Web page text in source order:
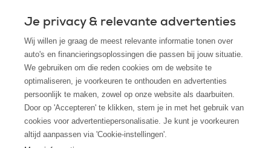
© 2025 - ROS Krediet Service
Algemene Voorwaarden
Disclaimer
Privacy Policy
Cookies
Je privacy & relevante advertenties
Wij willen je graag de meest relevante informatie tonen over
auto's en financieringsoplossingen die passen bij jouw situatie.
We gebruiken om die reden cookies om de website te
optimaliseren, je voorkeuren te onthouden en advertenties
persoonlijk te maken, zowel op onze website als daarbuiten.
Door op 'Accepteren' te klikken, stem je in met het gebruik van
cookies voor advertentiepersonalisatie. Je kunt je voorkeuren
altijd aanpassen via 'Cookie-instellingen'.